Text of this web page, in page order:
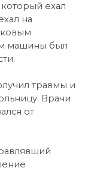
ехал
на
машины был
травмы и
Врачи
от